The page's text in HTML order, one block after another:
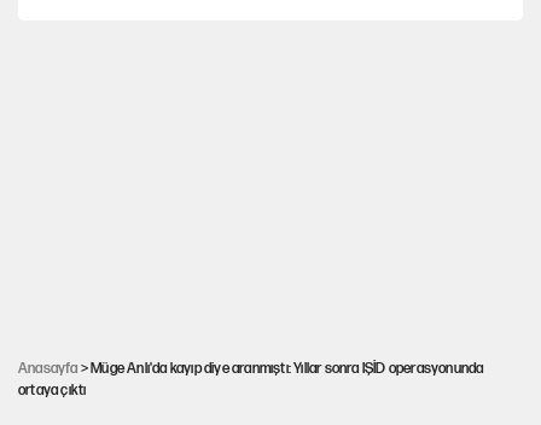
Anasayfa > Müge Anlı'da kayıp diye aranmıştı: Yıllar sonra IŞİD operasyonunda
ortaya çıktı